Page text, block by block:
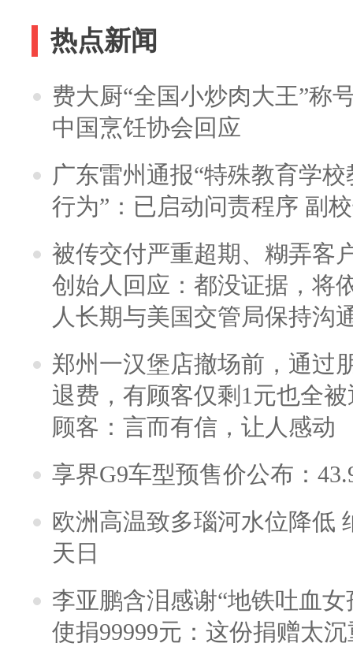
热点新闻
费大厨“全国小炒肉大王”称
中国烹饪协会回应
广东雷州通报“特殊教育学
行为”：已启动问责程序 副
被传交付严重超期、糊弄客
创始人回应：都没证据，将
人长期与美国交管局保持沟
郑州一汉堡店撤场前，通过
退费，有顾客仅剩1元也全
顾客：言而有信，让人感动
享界G9车型预售价公布：
欧洲高温致多瑙河水位降低
天日
李亚鹏含泪感谢“地铁吐血
使捐99999元：这份捐赠太